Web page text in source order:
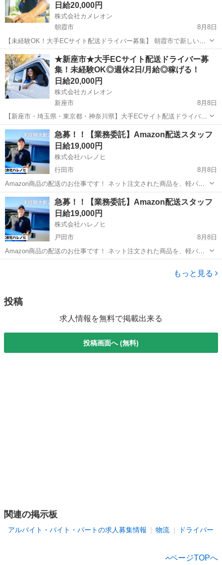
日給20,000円
株式会社カメレオン
朝霞市
8月8日
【未経験OK！大手ECサイト配送ドライバー募集】 朝霞市で新しいス
タートを切りませんか？普通免許があれば、年齢・性別・学歴・職歴
不問！未経験の方でも安心の研修制度をご用意しています→軽くて積
み込みやすい荷物が中心なので、体...
埼玉 朝霞市 ドライバー 積み込み
★新座市★大手ECサイト配送ドライバー募
集！未経験OK◎週休2日/月給◎稼げる！
日給20,000円
株式会社カメレオン
新座市
8月8日
【新座市・埼玉県・東京都・神奈川県】大手ECサイト配送ドライバー
大募集！✨未経験OK！普通免許があれば始められます！月給44万～52
万前後も可能！日額2万円以上稼げるチャンス！■車両レンタル・研修
制度完備で安心スタート！直行...
埼玉 新座市 ドライバー 積み込み
急募！！【業務委託】Amazon配送スタッフ
日給19,000円
株式会社ハレノヒ
行田市
8月8日
Amazon商品の配送のお仕事です！ ネット注文された商品を、軽バン
（軽自動車）でお客様宅へ配送していただきます。 置き配メインのた
め、対面対応は少なめです。 専用アプリを使用するので、土地勘がな
い方でも安心して配送でき...
埼玉 行田市 配送 スタッフ
急募！！【業務委託】Amazon配送スタッフ
日給19,000円
株式会社ハレノヒ
戸田市
8月8日
Amazon商品の配送のお仕事です！ ネット注文された商品を、軽バン
（軽自動車）でお客様宅へ配送していただきます。 置き配メインのた
め、対面対応は少なめです。 専用アプリを使用するので、土地勘がな
もっと見る
投稿
求人情報を無料で掲載出来る
投稿画面へ (無料)
関連の掲示板
アルバイト・バイト・パートの求人募集情報 物流 ドライバー
ページTOPへ